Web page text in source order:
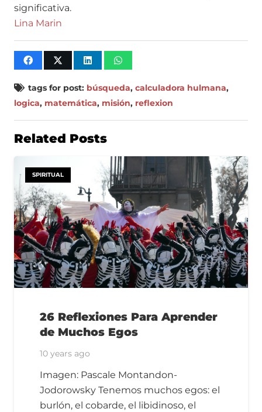
significativa.
Lina Marin
tags for post: búsqueda, calculadora hulmana,
logica, matemática, misión, reflexion
Related Posts
SPIRITUAL
26 Reflexiones Para Aprender
de Muchos Egos
10 years ago
Imagen: Pascale Montandon-
Jodorowsky Tenemos muchos egos: el
burlón, el cobarde, el libidinoso, el